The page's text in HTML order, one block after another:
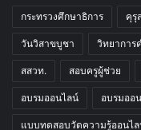
กระทรวงศึกษาธิการ คุรุ
วันวิสาขบูชา วิทยากา
สสวท. สอบครูผู้ช่วย
อบรมออนไลน์ อบรมออ
แบบทดสอบวัดความรู้ออนไ